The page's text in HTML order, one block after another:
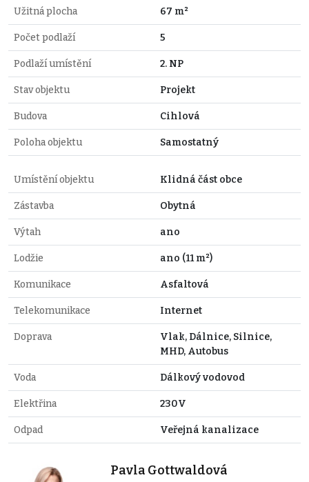
Užitná plocha 67 m²
Počet podlaží 5
Podlaží umístění 2. NP
Stav objektu Projekt
Budova Cihlová
Poloha objektu Samostatný
Umístění objektu Klidná část obce
Zástavba Obytná
Výtah ano
Lodžie ano (11 m²)
Komunikace Asfaltová
Telekomunikace Internet
Doprava
Vlak, Dálnice, Silnice,
MHD, Autobus
Voda Dálkový vodovod
Elektřina 230V
Odpad Veřejná kanalizace
Pavla Gottwaldová